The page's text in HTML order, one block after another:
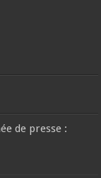
de presse :